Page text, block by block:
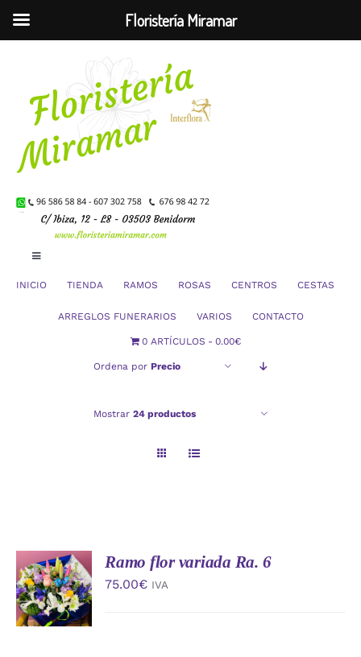
contenido
Toggle
INICIO TIENDA RAMOS ROSAS CENTROS CESTAS
ARREGLOS FUNERARIOS VARIOS CONTACTO
0 ARTÍCULOS 0.00€
Ordena por Precio
Mostrar 24 productos
AÑADIR
AL
CARRITO
/
DETALLES
Ramo flor variada Ra. 6
75.00€ IVA
Floristería Miramar